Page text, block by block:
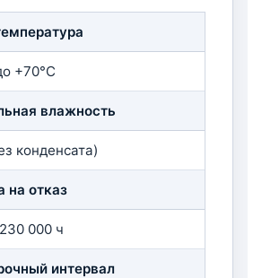
+70°C
влажность
конденсата)
на отказ
000 ч
интервал